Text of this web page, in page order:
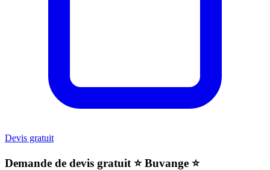
Devis gratuit
Demande de devis gratuit ⭐️ Buvange ⭐️